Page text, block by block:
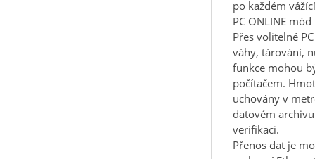
po každém
PC ONLINE mód
Přes volitelné
váhy, tárování,
funkce mohou
počítačem.
uchovány v
datovém
verifikaci.
Přenos dat je